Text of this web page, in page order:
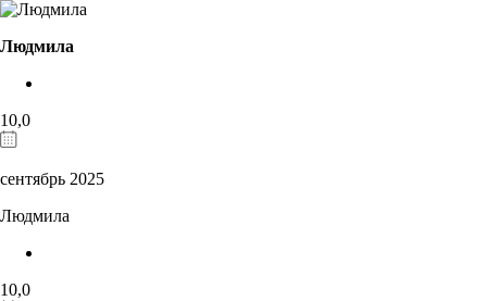
Людмила
10,0
сентябрь 2025
Людмила
10,0